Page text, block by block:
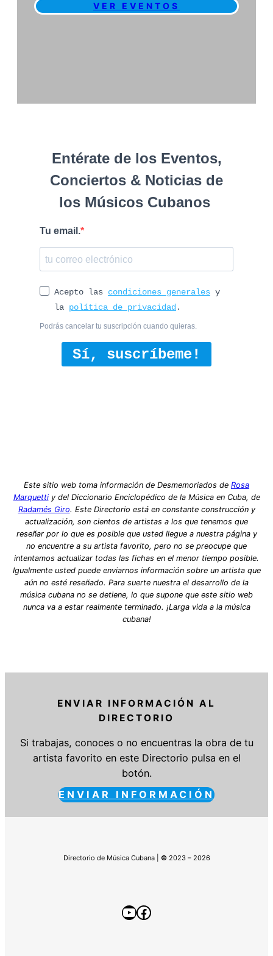
VER EVENTOS
Entérate de los Eventos,
Conciertos & Noticias de
los Músicos Cubanos
Tu email.
Acepto las condiciones generales y
la política de privacidad.
Podrás cancelar tu suscripción cuando quieras.
Sí, suscríbeme!
Este sitio web toma información de Desmemoriados de Rosa
Marquettiy del Diccionario Enciclopédico de la Música en Cuba, de
Radamés Giro. Este Directorio está en constante construcción y
actualización, son cientos de artistas a los que tenemos que
reseñar por lo que es posible que usted llegue a nuestra página y
no encuentre a su artista favorito, pero no se preocupe que
intentamos actualizar todas las fichas en el menor tiempo posible.
Igualmente usted puede enviarnos información sobre un artista que
aún no esté reseñado. Para suerte nuestra el desarrollo de la
música cubana no se detiene, lo que supone que este sitio web
nunca va a estar realmente terminado. ¡Larga vida a la música
cubana!
ENVIAR INFORMACIÓN AL
DIRECTORIO
Si trabajas, conoces o no encuentras la obra de tu
artista favorito en este Directorio pulsa en el
botón.
ENVIAR INFORMACIÓN
Directorio de Música Cubana | © 2023 – 2026
YouTube
Facebook